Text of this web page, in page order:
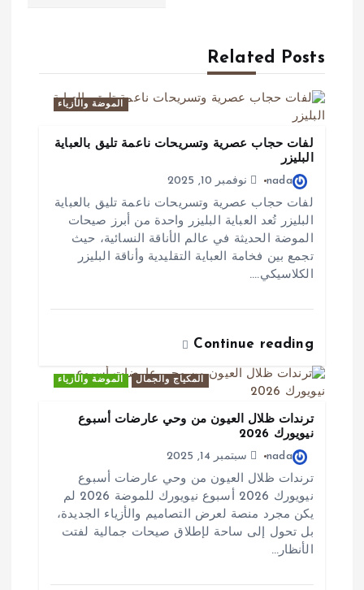
Related Posts
الموضة والأزياء
لفات حجاب عصرية وتسريحات ناعمة تليق بالعباية
البليزر
nada
نوفمبر 10, 2025
لفات حجاب عصرية وتسريحات ناعمة تليق بالعباية
البليزر تُعد العباية البليزر واحدة من أبرز صيحات
الموضة الحديثة في عالم الأناقة النسائية، حيث
تجمع بين فخامة العباية التقليدية وأناقة البليزر
الكلاسيكي.…
Continue reading
المكياج والجمال الموضة والأزياء
ترندات ظلال العيون من وحي عارضات أسبوع
نيويورك 2026
nada
سبتمبر 14, 2025
ترندات ظلال العيون من وحي عارضات أسبوع
نيويورك 2026 أسبوع نيويورك للموضة 2026 لم
يكن مجرد منصة لعرض التصاميم والأزياء الجديدة،
بل تحول إلى ساحة لإطلاق صيحات جمالية لفتت
الأنظار…